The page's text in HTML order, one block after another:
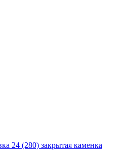
24 (280) закрытая каменка